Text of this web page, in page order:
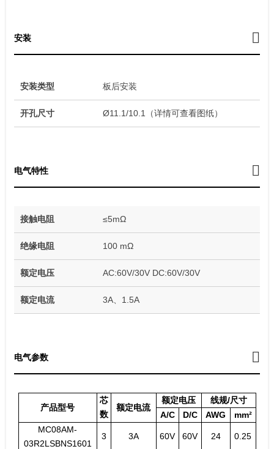
安装
安装类型 板后安装
开孔尺寸 Ø11.1/10.1（详情可查看图纸）
电气特性
接触电阻 ≤5mΩ
绝缘电阻 100 mΩ
额定电压 AC:60V/30V DC:60V/30V
额定电流 3A、1.5A
电气参数
产品型号
芯
数
额定电流
额定电压
线规/尺寸
A/C
D/C AWG
mm²
MC08AM-
03R2LSBNS1601
3 3A 60V 60V 24 0.25